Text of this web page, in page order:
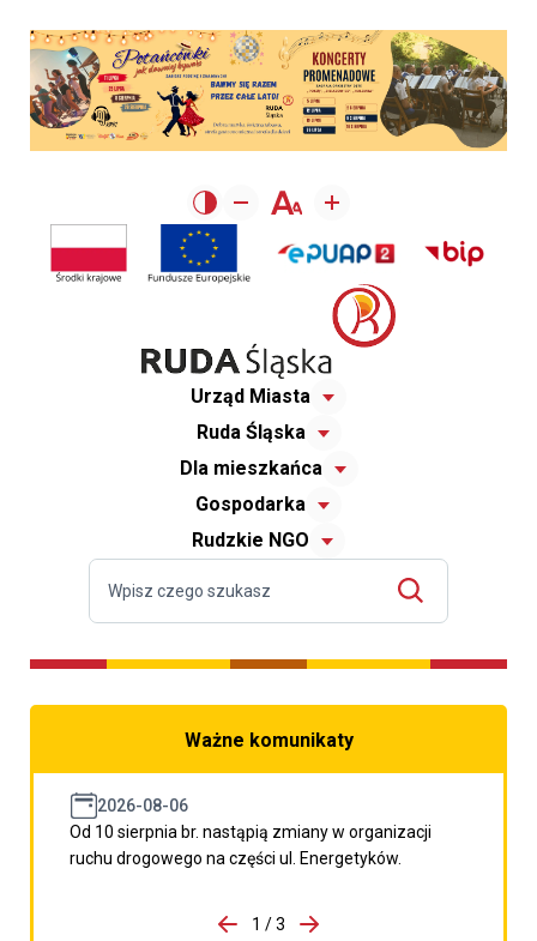
Urząd Miasta
Ruda Śląska
Dla mieszkańca
Gospodarka
Rudzkie NGO
Ważne komunikaty
2026-08-06
Od 10 sierpnia br. nastąpią zmiany w organizacji
ruchu drogowego na części ul. Energetyków.
porzpedniego komunikatu
1 / 3
Przejdź do następnego